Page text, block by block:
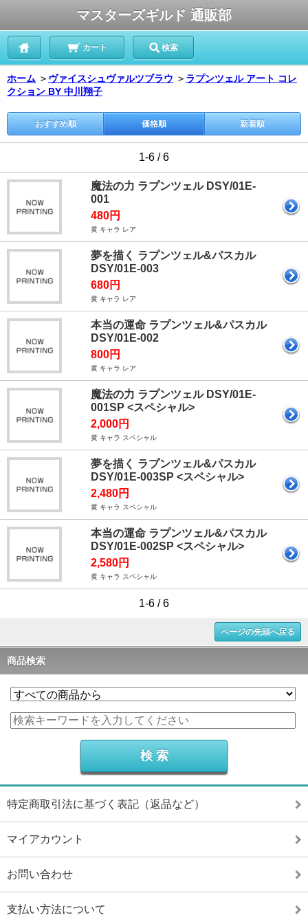
マスターズギルド 通販部
カート 検索
ホーム ＞ ヴァイスシュヴァルツブラウ ＞ ラプンツェル アート コレ
クション BY 中川翔子
おすすめ順 価格順 新着順
1-6 / 6
魔法の力 ラプンツェル DSY/01E-
001
480円
黄 キャラ レア
夢を描く ラプンツェル&パスカル
DSY/01E-003
680円
黄 キャラ レア
本当の運命 ラプンツェル&パスカル
DSY/01E-002
800円
黄 キャラ レア
魔法の力 ラプンツェル DSY/01E-
001SP <スペシャル>
2,000円
黄 キャラ スペシャル
夢を描く ラプンツェル&パスカル
DSY/01E-003SP <スペシャル>
2,480円
黄 キャラ スペシャル
本当の運命 ラプンツェル&パスカル
DSY/01E-002SP <スペシャル>
2,580円
黄 キャラ スペシャル
1-6 / 6
ページの先頭へ戻る
商品検索
特定商取引法に基づく表記（返品など）
マイアカウント
お問い合わせ
支払い方法について